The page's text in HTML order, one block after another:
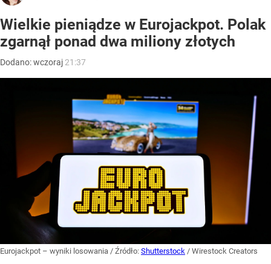
Wielkie pieniądze w Eurojackpot. Polak
zgarnął ponad dwa miliony złotych
Dodano:wczoraj 21:37
Eurojackpot – wyniki losowania / Źródło: Shutterstock / Wirestock Creators